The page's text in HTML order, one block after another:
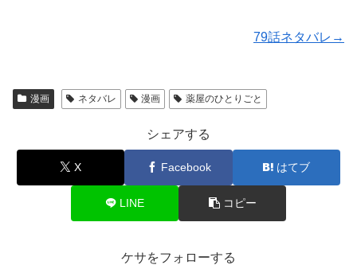
79話ネタバレ→
漫画 ネタバレ 漫画 薬屋のひとりごと
シェアする
X Facebook はてブ
LINE コピー
ケサをフォローする